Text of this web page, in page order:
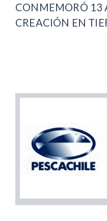
CONMEMORÓ 13
CREACIÓN EN